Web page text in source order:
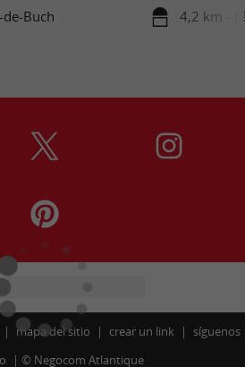
de-Buch 4,2 km -
mapa del sitio crear un link
síguenos
© Negocom Atlantique